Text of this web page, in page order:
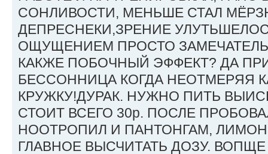
СОНЛИВОСТИ, МЕНЬШЕ СТАЛ
ДЕПРЕСНЕКИ,ЗРЕНИЕ
ОЩУЩЕНИЕМ ПРОСТО
КАКЖЕ ПОБОЧНЫЙ ЭФФЕКТ? ДА
БЕССОННИЦА КОГДА НЕОТМЕРЯЯ
КРУЖКУ!ДУРАК. НУЖНО ПИТЬ
СТОИТ ВСЕГО 30р. ПОСЛЕ
НООТРОПИЛ И ПАНТОНГАМ,
ГЛАВНОЕ ВЫСЧИТАТЬ ДОЗУ.